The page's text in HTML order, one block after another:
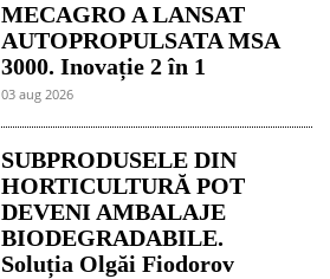
MECAGRO A LANSAT
AUTOPROPULSATA MSA
3000. Inovație 2 în 1
03 aug 2026
SUBPRODUSELE DIN
HORTICULTURĂ POT
DEVENI AMBALAJE
BIODEGRADABILE.
Soluția Olgăi Fiodorov